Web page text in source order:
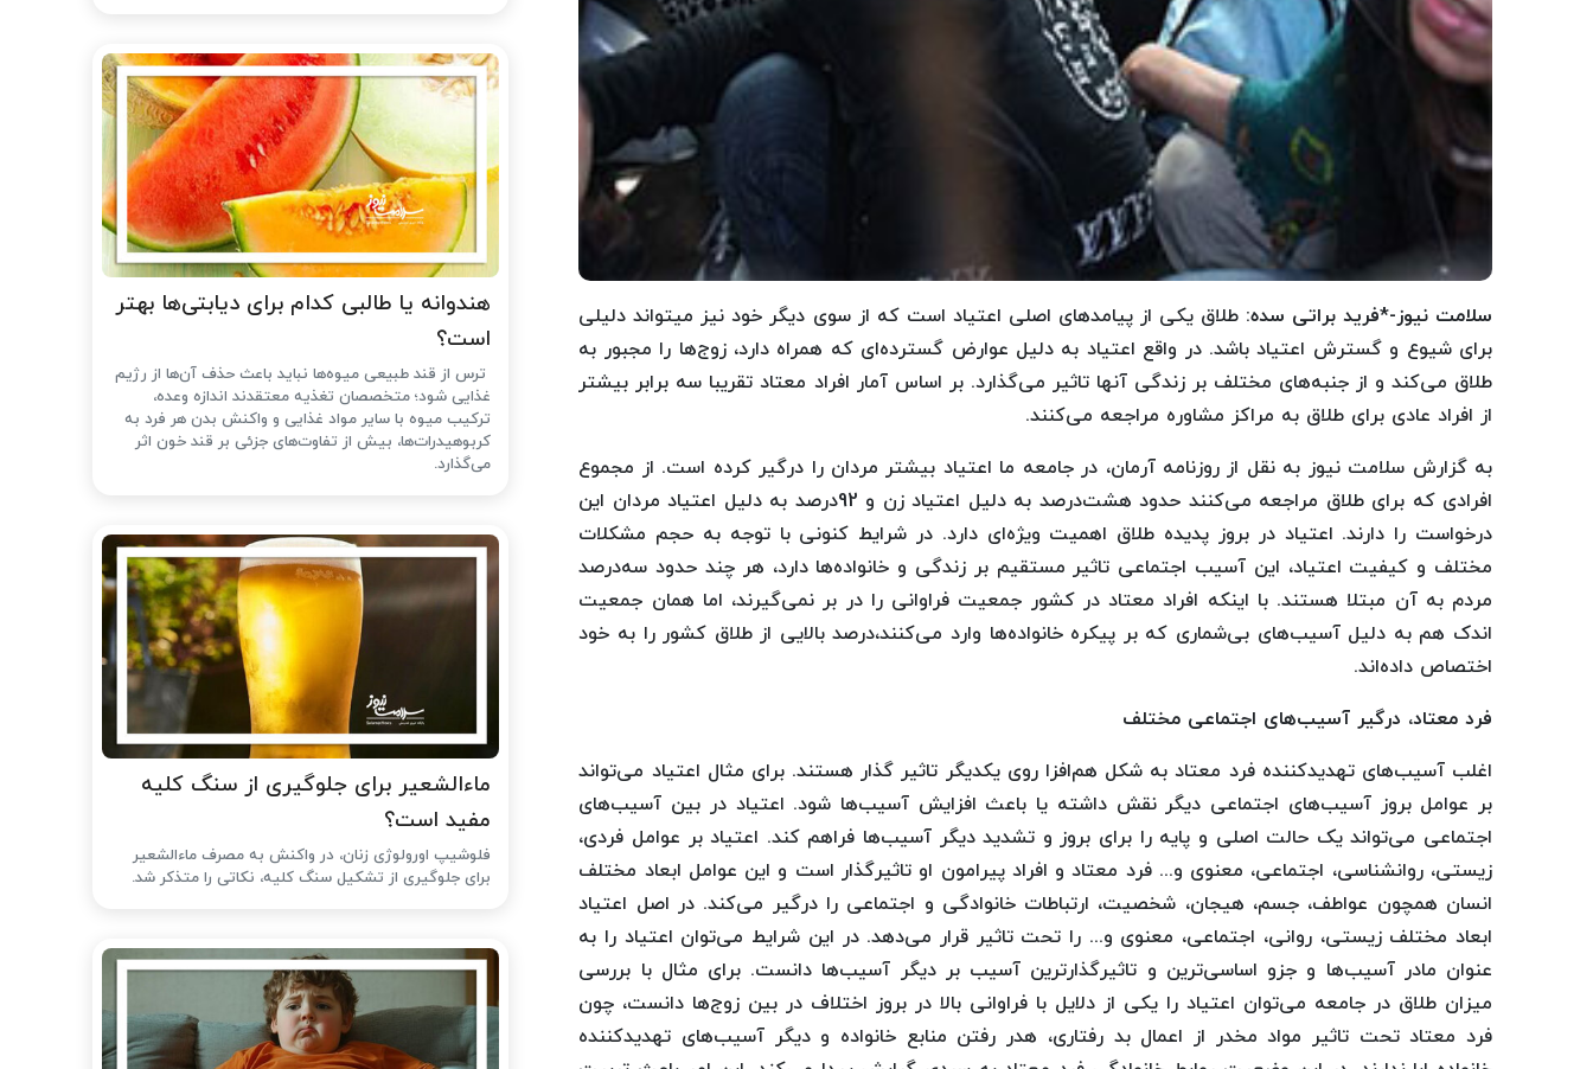
سلامت نیوز-
*فرید براتی سده:طلاق یکی از پیامدهای اصلی اعتیاد است که از سوی دیگر خود نیز میتواند دلیلی
برای شیوع و گسترش اعتیاد باشد. در واقع اعتیاد به دلیل عوارض گسترده‌ای که همراه دارد، زوج‌ها را مجبور به
طلاق می‌کند و از جنبه‌های مختلف بر زندگی آنها تاثیر می‌گذارد. بر اساس آمار افراد معتاد تقریبا سه برابر بیشتر
از افراد عادی برای طلاق به مراکز مشاوره مراجعه می‌کنند.
به گزارش سلامت نیوز به نقل از روزنامه آرمان، در جامعه ما اعتیاد بیشتر مردان را درگیر کرده است. از مجموع
افرادی که برای طلاق مراجعه می‌کنند حدود هشت‌درصد به دلیل اعتیاد زن و 92‌درصد به دلیل اعتیاد مردان این
درخواست را دارند. اعتیاد در بروز پدیده طلاق اهمیت ویژه‌ای دارد. در شرایط کنونی با توجه به حجم مشکلات
مختلف و کیفیت اعتیاد، این آسیب اجتماعی تاثیر مستقیم بر زندگی و خانواده‌ها دارد، هر چند حدود سه‌درصد
مردم به آن مبتلا هستند. با اینکه افراد معتاد در کشور جمعیت فراوانی را در بر نمی‌گیرند، اما همان جمعیت
اندک هم به دلیل آسیب‌های بی‌شماری که بر پیکره خانواده‌ها وارد می‌کنند،‌درصد بالایی از طلاق کشور را به خود
اختصاص داده‌اند.
فرد معتاد، درگیر آسیب‌های اجتماعی مختلف
اغلب آسیب‌های تهدید‌کننده فرد معتاد به شکل هم افزا روی یکدیگر تاثیر گذار هستند. برای مثال اعتیاد می‌تواند
بر عوامل بروز آسیب‌های اجتماعی دیگر نقش داشته یا باعث افزایش آسیب‌ها شود. اعتیاد در بین آسیب‌های
اجتماعی می‌تواند یک حالت اصلی و پایه را برای بروز و تشدید دیگر آسیب‌ها فراهم کند. اعتیاد بر عوامل فردی،
زیستی، روانشناسی، اجتماعی، معنوی و... فرد معتاد و افراد پیرامون او تاثیرگذار است و این عوامل ابعاد مختلف
انسان همچون عواطف، جسم، هیجان، شخصیت، ارتباطات خانوادگی و اجتماعی را درگیر می‌کند. در اصل اعتیاد
ابعاد مختلف زیستی، روانی، اجتماعی، معنوی و... را تحت تاثیر قرار می‌دهد. در این شرایط می‌توان اعتیاد را به
عنوان مادر آسیب‌ها و جزو اساسی‌ترین و تاثیرگذارترین آسیب بر دیگر آسیب‌ها دانست. برای مثال با بررسی
میزان طلاق در جامعه می‌توان اعتیاد را یکی از دلایل با فراوانی بالا در بروز اختلاف در بین زوج‌ها دانست، چون
فرد معتاد تحت تاثیر مواد مخدر از اعمال بد رفتاری، هدر رفتن منابع خانواده و دیگر آسیب‌های تهدید‌کننده
هندوانه یا طالبی کدام برای دیابتی‌ها بهتر
است؟
ترس از قند طبیعی میوه‌ها نباید باعث حذف آن‌ها از رژیم
غذایی شود؛ متخصصان تغذیه معتقدند اندازه وعده،
ترکیب میوه با سایر مواد غذایی و واکنش بدن هر فرد به
کربوهیدرات‌ها، بیش از تفاوت‌های جزئی بر قند خون اثر
می‌گذارد.
ماءالشعیر برای جلوگیری از سنگ کلیه
مفید است؟
فلوشیپ اورولوژی زنان، در واکنش به مصرف ماءالشعیر
برای جلوگیری از تشکیل سنگ کلیه، نکاتی را متذکر شد.